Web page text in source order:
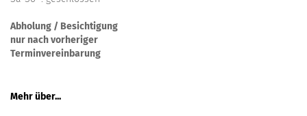
Abholung / Besichtigung
nur nach vorheriger
Terminvereinbarung
Mehr über...